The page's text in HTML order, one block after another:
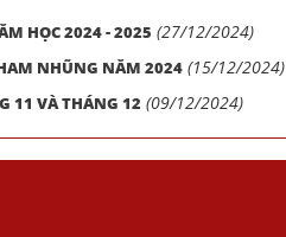
HỌC 2024 - 2025 (27/12/2024)
NHŨNG NĂM 2024 (15/12/2024)
11 VÀ THÁNG 12 (09/12/2024)